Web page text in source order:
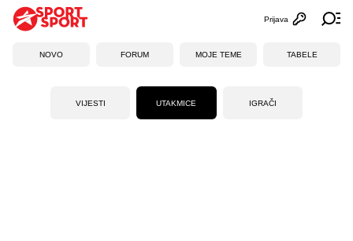
Otvori
Prijava
NOVO FORUM MOJE TEME TABELE
VIJESTI UTAKMICE IGRAČI